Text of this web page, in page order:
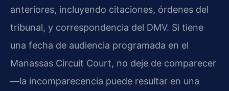
anteriores, incluyendo citaciones, órdenes del
tribunal, y correspondencia del DMV. Si tiene
una fecha de audiencia programada en el
Manassas Circuit Court, no deje de comparecer
—la incomparecencia puede resultar en una